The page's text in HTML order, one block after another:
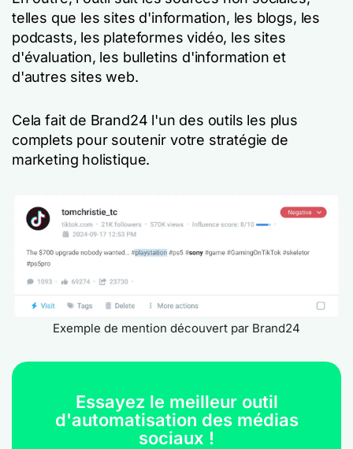
telles que les sites d'information, les blogs, les
podcasts, les plateformes vidéo, les sites
d'évaluation, les bulletins d'information et
d'autres sites web.
Cela fait de Brand24 l'un des outils les plus
complets pour soutenir votre stratégie de
marketing holistique.
Exemple de mention découvert par Brand24
Essayez le meilleur outil
d'automatisation des médias
sociaux !